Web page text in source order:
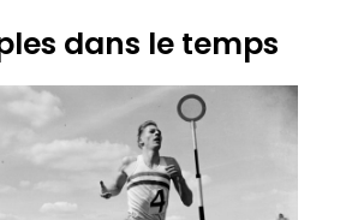
dans le temps